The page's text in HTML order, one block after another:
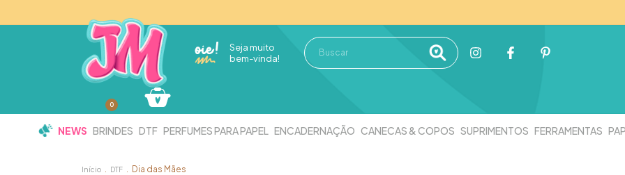
Seja muito
bem-vinda!
0
NEWS BRINDES DTF PERFUMES PARA PAPEL ENCADERNAÇÃO CANECAS & COPOS SUPRIMENTOS FERRAMENTAS
Início DTF Dia das Mães